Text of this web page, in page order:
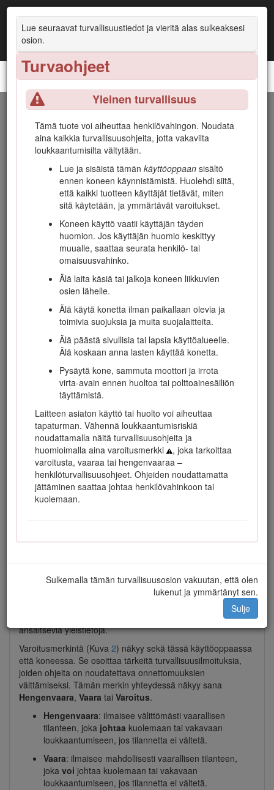
Lue seuraavat turvallisuustiedot ja vieritä alas sulkeaksesi
osion.
Turvaohjeet
Yleinen turvallisuus
Tämä tuote voi aiheuttaa henkilövahingon. Noudata
aina kaikkia turvallisuusohjeita, jotta vakavilta
loukkaantumisilta vältytään.
Lue ja sisäistä tämän käyttöoppaan sisältö
ennen koneen käynnistämistä. Huolehdi siitä,
että kaikki tuotteen käyttäjät tietävät, miten
sitä käytetään, ja ymmärtävät varoitukset.
Koneen käyttö vaatii käyttäjän täyden
huomion. Jos käyttäjän huomio keskittyy
muualle, saattaa seurata henkilö- tai
omaisuusvahinko.
Älä laita käsiä tai jalkoja koneen liikkuvien
osien lähelle.
Älä käytä konetta ilman paikallaan olevia ja
toimivia suojuksia ja muita suojalaitteita.
Älä päästä sivullisia tai lapsia käyttöalueelle.
Älä koskaan anna lasten käyttää konetta.
Pysäytä kone, sammuta moottori ja irrota
virta-avain ennen huoltoa tai polttoainesäiliön
täyttämistä.
Laitteen asiaton käyttö tai huolto voi aiheuttaa
tapaturman. Vähennä loukkaantumisriskiä
noudattamalla näitä turvallisuusohjeita ja
huomioimalla aina varoitusmerkki
, joka tarkoittaa
varoitusta, vaaraa tai hengenvaaraa –
henkilöturvallisuusohjeet. Ohjeiden noudattamatta
jättäminen saattaa johtaa henkilövahinkoon tai
kuolemaan.
Sulkemalla tämän turvallisuusosion vakuutan, että olen
lukenut ja ymmärtänyt sen.
Sulje
Workman® MDX -apuajoneuvo
Johdanto
Tätä työajoneuvoa ei ole tarkoitus käyttää yleisillä teillä. Se
on tarkoitettu ihmisten ja materiaalien kuljetukseen. Tuotteen
käyttäminen muuhun kuin sen aiottuun käyttötarkoitukseen
voi olla vaarallista käyttäjälle ja sivullisille.
Lue nämä tiedot huolellisesti, jotta opit käyttämään ja
huoltamaan laitetta asianmukaisesti sekä välttämään
tapaturmia ja laitevaurioita. Olet itse vastuussa tuotteen
asianmukaisesta ja turvallisesta käytöstä.
Vieraile osoitteessa www.Toro.com, jos tarvitset
tuoteturvallisuuteen ja käyttökoulutukseen liittyviä
materiaaleja tai tietoja lisävarusteista tai lähimmästä
jälleenmyyjästä tai jos haluat rekisteröidä tuotteesi.
Aina kun tarvitset huoltoa, alkuperäisiä Toro-varaosia tai
lisätietoja, ota yhteys valtuutettuun huoltoliikkeeseen tai
Toron asiakaspalveluun. Ota tällöin tuotteesi malli- ja
sarjanumerot valmiiksi esiin. Kuva1näyttää laitteen malli- ja
sarjanumeron sijainnin. Kirjoita numerot annettuun tilaan.
Important: Skannaa sarjanumerokilvessä (jos
varusteena) oleva QR-koodi mobiililaitteella, niin saat
tuotetietoja sekä takuu- ja varaosatietoja.
Kuva 1
Malli- ja sarjanumerokilpi
Tässä käyttöoppaassa käytetään kahta termiä tietojen
kiinnittää huomiota mekaanisiin
korostaa erityishuomion
ansaitsevia yleistietoja.
Varoitusmerkintä (Kuva 2) näkyy sekä tässä käyttöoppaassa
että koneessa. Se osoittaa tärkeitä turvallisuusilmoituksia,
joiden ohjeita on noudatettava onnettomuuksien
välttämiseksi. Tämän merkin yhteydessä näkyy sana
Hengenvaara, Vaara tai Varoitus.
Hengenvaara: ilmaisee välittömästi vaarallisen
tilanteen, joka johtaa kuolemaan tai vakavaan
loukkaantumiseen, jos tilannetta ei vältetä.
Vaara: ilmaisee mahdollisesti vaarallisen tilanteen,
joka voi johtaa kuolemaan tai vakavaan
loukkaantumiseen, jos tilannetta ei vältetä.